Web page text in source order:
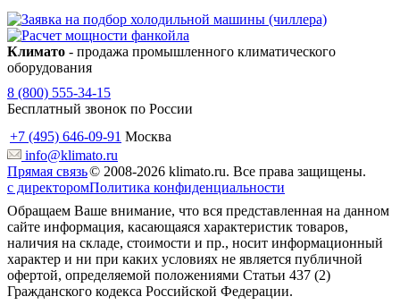
Климато - продажа промышленного климатического
оборудования
8 (800) 555-34-15
Бесплатный звонок по России
+7 (495) 646-09-91 Москва
info@klimato.ru
Прямая связь
с директором
© 2008-2026 klimato.ru. Все права защищены.
Политика конфиденциальности
Обращаем Ваше внимание, что вся представленная на данном
сайте информация, касающаяся характеристик товаров,
наличия на складе, стоимости и пр., носит информационный
характер и ни при каких условиях не является публичной
офертой, определяемой положениями Статьи 437 (2)
Гражданского кодекса Российской Федерации.